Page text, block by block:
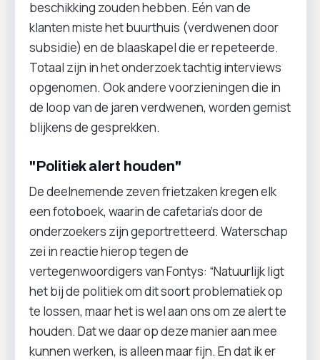
beschikking zouden hebben. Eén van de
klanten miste het buurthuis (verdwenen door
subsidie) en de blaaskapel die er repeteerde.
Totaal zijn in het onderzoek tachtig interviews
opgenomen. Ook andere voorzieningen die in
de loop van de jaren verdwenen, worden gemist
blijkens de gesprekken.
"Politiek alert houden"
De deelnemende zeven frietzaken kregen elk
een fotoboek, waarin de cafetaria’s door de
onderzoekers zijn geportretteerd. Waterschap
zei in reactie hierop tegen de
vertegenwoordigers van Fontys: “Natuurlijk ligt
het bij de politiek om dit soort problematiek op
te lossen, maar het is wel aan ons om ze alert te
houden. Dat we daar op deze manier aan mee
kunnen werken, is alleen maar fijn. En dat ik er